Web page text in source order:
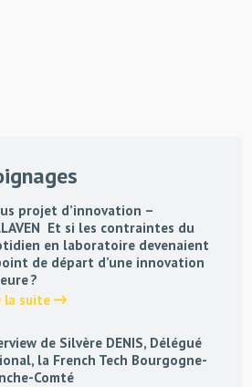
projet d’innovation –
Et si les contraintes du
en laboratoire devenaient
de départ d’une innovation
?
la suite
de Silvère DENIS, Délégué
la French Tech Bourgogne-
Comté